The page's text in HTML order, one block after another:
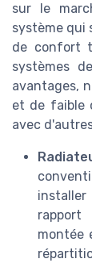
sur le
système qui
de confort
systèmes
avantages,
et de faible
avec
montée